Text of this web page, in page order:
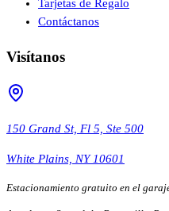
Tarjetas de Regalo
Contáctanos
Visítanos
150 Grand St, Fl 5, Ste 500
White Plains, NY 10601
Estacionamiento gratuito en el